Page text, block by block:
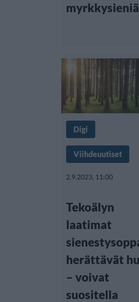
myrkkysieniä
Digi
Viihdeuutiset
2.9.2023, 11:00
Tekoälyn
laatimat
herättävät
– voivat
suositella